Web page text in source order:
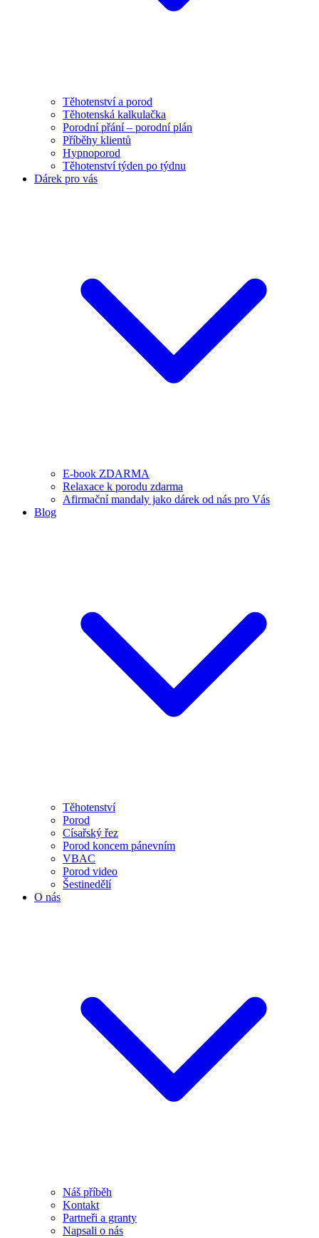
Těhotenství a porod
Těhotenská kalkulačka
Porodní přání – porodní plán
Příběhy klientů
Hypnoporod
Těhotenství týden po týdnu
Dárek pro vás
E-book ZDARMA
Relaxace k porodu zdarma
Afirmační mandaly jako dárek od nás pro Vás
Blog
Těhotenství
Porod
Císařský řez
Porod koncem pánevním
VBAC
Porod video
Šestinedělí
O nás
Náš příběh
Kontakt
Partneři a granty
Napsali o nás